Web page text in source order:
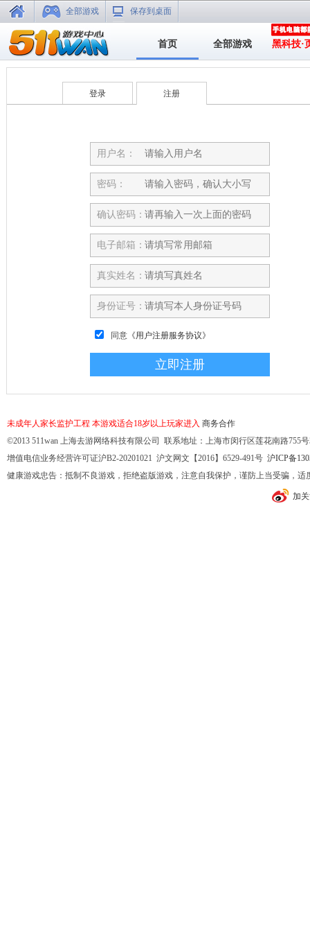
全部游戏 保存到桌面
首页 全部游戏 黑科技·
登录 注册
用户名：
密码：
确认密码：
电子邮箱：
真实姓名：
身份证号：
同意 《用户注册服务协议》
未成年人家长监护工程 本游戏适合18岁以上玩家进入 商务合作
©2013 511wan 上海去游网络科技有限公司 联系地址：上海市闵行区莲花南路755
增值电信业务经营许可证沪B2-20201021 沪文网文【2016】6529-491号 沪ICP备
健康游戏忠告：抵制不良游戏，拒绝盗版游戏，注意自我保护，谨防上当受骗，
加